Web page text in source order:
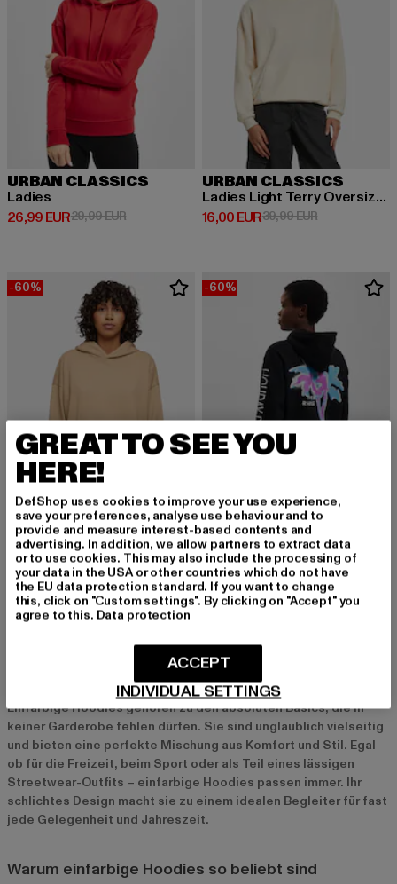
URBAN CLASSICS
Ladies
26,99 EUR
Derzeitiger Preis: 26,99 EUR
29,99 EURAktionspreis: 29,99 EUR
URBAN CLASSICS
Ladies Light Terry Oversized
16,00 EUR
Derzeitiger Preis: 16,00 EUR
39,99 EURAktionspreis:
-60%
URBAN CLASSICS
Ladies Light Terry Oversized
16,00 EUR
Derzeitiger Preis: 16,00 EUR
39,99 EURAktionspreis: 39,99 EUR
-60%
JUST RHYSE
Holiday Division
20,00 EUR
Derzeitiger Preis: 20,00 EUR
49,99 EURAktionspreis:
Einfarbige Hoodies: Der perfekte Allrounder für
Einfarbige Hoodies gehören zu den absoluten Basics, die in
keiner Garderobe fehlen dürfen. Sie sind unglaublich vielseitig
und bieten eine perfekte Mischung aus Komfort und Stil. Egal
ob für die Freizeit, beim Sport oder als Teil eines lässigen
Streetwear-Outfits – einfarbige Hoodies passen immer. Ihr
schlichtes Design macht sie zu einem idealen Begleiter für fast
jede Gelegenheit und Jahreszeit.
Warum einfarbige Hoodies so beliebt sind
GREAT TO SEE YOU
HERE!
DefShop uses cookies to improve your use experience,
save your preferences, analyse use behaviour and to
provide and measure interest-based contents and
advertising. In addition, we allow partners to extract data
or to use cookies. This may also include the processing of
your data in the USA or other countries which do not have
the EU data protection standard. If you want to change
this, click on "Custom settings". By clicking on "Accept" you
agree to this. Data protection
INDIVIDUAL SETTINGS
ACCEPT